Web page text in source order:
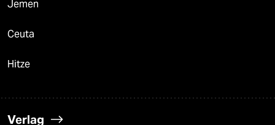
Jemen
Ceuta
Hitze
Verlag